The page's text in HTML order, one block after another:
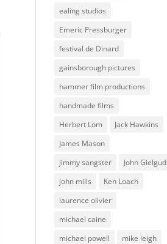
ealing studios
Emeric Pressburger
festival de Dinard
gainsborough pictures
hammer film productions
handmade films
Herbert Lom
Jack Hawkins
James Mason
jimmy sangster
John Gielgud
john mills
Ken Loach
laurence olivier
michael caine
michael powell
mike leigh